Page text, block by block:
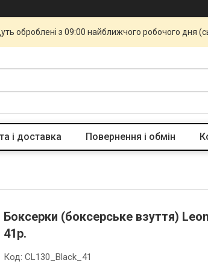
оброблені з 09:00 найближчого робочого дня
і доставка Повернення і обмін
Боксерки (боксерське взуття)
41р.
Код:CL130_Black_41